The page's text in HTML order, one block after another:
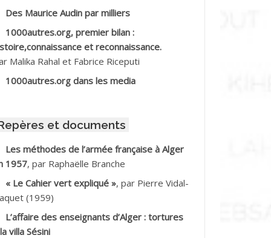
Ahmed dit le Coiffeur
Mohamed
Salah
M.*
Ali
Tahar
Des Maurice Audin par milliers
1000autres.org, premier bilan :
et reconnaissance.
Malika Rahal et Fabrice Riceputi
1000autres.org dans les media
et documents
Les méthodes de l’armée française à Alger
1957, par Raphaëlle Branche
« Le Cahier vert expliqué », par Pierre Vidal-
(1959)
L’affaire des enseignants d’Alger : tortures
villa Sésini